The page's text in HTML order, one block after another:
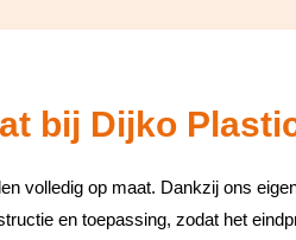
bij Dijko
volledig op maat. Dankzij ons
en toepassing, zodat het